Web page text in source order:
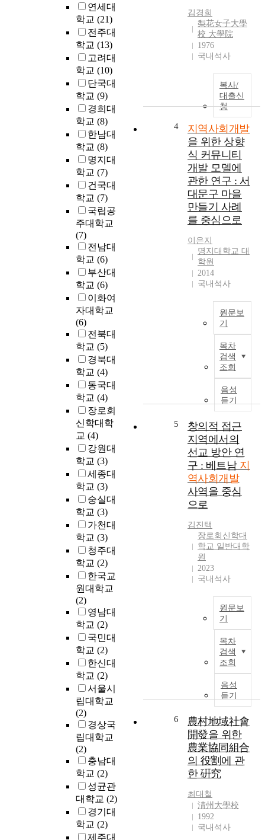
연세대
학교 (21)
전주대
학교 (13)
고려대
학교 (10)
단국대
학교 (9)
경희대
학교 (8)
한남대
학교 (8)
명지대
학교 (7)
건국대
학교 (7)
국립공
주대학교
(7)
전남대
학교 (6)
부산대
학교 (6)
이화여
자대학교
(6)
전북대
학교 (5)
경북대
학교 (4)
동국대
학교 (4)
장로회
신학대학
교 (4)
강원대
학교 (3)
세종대
학교 (3)
숭실대
학교 (3)
가천대
학교 (3)
청주대
학교 (2)
한국교
원대학교
(2)
영남대
학교 (2)
국민대
학교 (2)
한신대
학교 (2)
서울시
립대학교
(2)
경상국
립대학교
(2)
충남대
학교 (2)
성균관
대학교 (2)
경기대
학교 (2)
제주대
김경희
梨花女子大學
校 大學院
1976
국내석사
복사/
대출신
청
4
지역사회개발
을 위한 상향
식 커뮤니티
개발 모델에
관한 연구 : 서
대문구 마을
만들기 사례
를 중심으로
이은지
명지대학교 대
학원
2014
국내석사
원문보
기
목차
검색
조회
음성
듣기
사
모
.
5
창의적 접근
지역에서의
선교 방안 연
구 : 베트남 지
역사회개발
사역을 중심
으로
김진택
장로회신학대
학교 일반대학
원
2023
국내석사
원문보
기
목차
검색
조회
음성
듣기
가
6
農村地域社會
開發을 위한
農業協同組合
의 役割에 관
한 硏究
최대철
淸州大學校
1992
국내석사